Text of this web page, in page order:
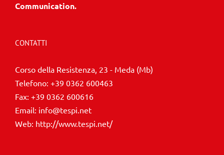
Communication.
CONTATTI
Corso della Resistenza, 23 - Meda (Mb)
Telefono: +39 0362 600463
Fax: +39 0362 600616
Email: info@tespi.net
Web: http://www.tespi.net/